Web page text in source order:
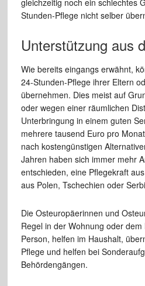
gleichzeitig noch ein schlechtes
Stunden-Pflege nicht selber
Unterstützung aus
Wie bereits eingangs erwähnt,
24-Stunden-Pflege ihrer Eltern
übernehmen. Dies meist auf
oder wegen einer räumlichen
Unterbringung in einem guten
mehrere tausend Euro pro
nach kostengünstigen
Jahren haben sich immer mehr
entschieden, eine Pflegekraft
aus Polen, Tschechien oder
Die Osteuropäerinnen und
Regel in der Wohnung oder
Person, helfen im Haushalt,
Pflege und helfen bei
Behördengängen.